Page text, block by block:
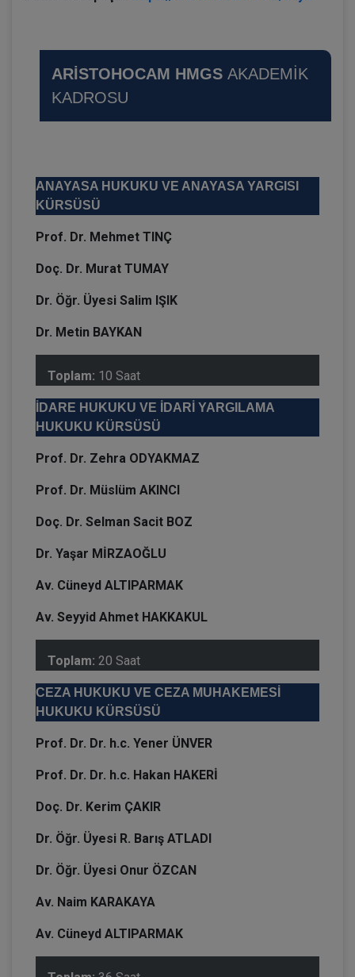
ARİSTOHOCAM HMGS AKADEMİK
KADROSU
ANAYASA HUKUKU VE ANAYASA YARGISI
KÜRSÜSÜ
Prof. Dr. Mehmet TINÇ
Doç. Dr. Murat TUMAY
Dr. Öğr. Üyesi Salim IŞIK
Dr. Metin BAYKAN
Toplam: 10 Saat
İDARE HUKUKU VE İDARİ YARGILAMA
HUKUKU KÜRSÜSÜ
Prof. Dr. Zehra ODYAKMAZ
Prof. Dr. Müslüm AKINCI
Doç. Dr. Selman Sacit BOZ
Dr. Yaşar MİRZAOĞLU
Av. Cüneyd ALTIPARMAK
Av. Seyyid Ahmet HAKKAKUL
Toplam: 20 Saat
CEZA HUKUKU VE CEZA MUHAKEMESİ
HUKUKU KÜRSÜSÜ
Prof. Dr. Dr. h.c. Yener ÜNVER
Prof. Dr. Dr. h.c. Hakan HAKERİ
Doç. Dr. Kerim ÇAKIR
Dr. Öğr. Üyesi R. Barış ATLADI
Dr. Öğr. Üyesi Onur ÖZCAN
Av. Naim KARAKAYA
Av. Cüneyd ALTIPARMAK